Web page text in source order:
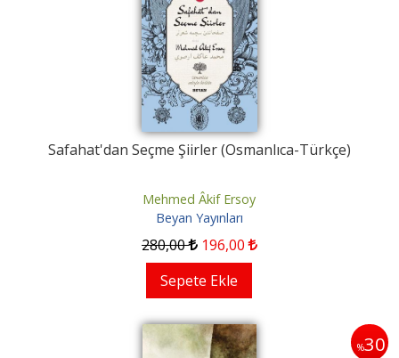
Safahat'dan Seçme Şiirler (Osmanlıca-Türkçe)
Mehmed Âkif Ersoy
Beyan Yayınları
280,00 196,00
Sepete Ekle
%30